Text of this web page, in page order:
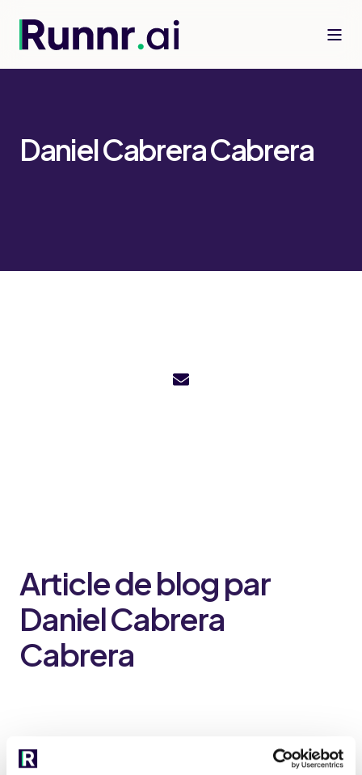
Daniel Cabrera Cabrera
Article de blog par
Daniel Cabrera
Cabrera